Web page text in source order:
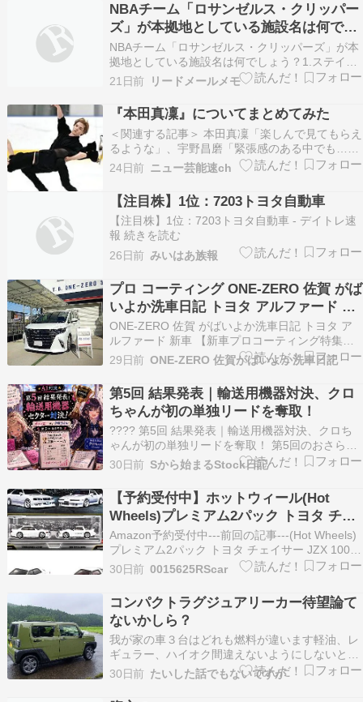
NBAチーム「ロサンゼルス・クリッパー
ズ」が本拠地としている施設名は何でし
ょう？
NBAチーム「ロサンゼルス・クリッパーズ」が本
拠地としている施設名は何でしょう？1.ステイプ
ルズ・センター2.マディソン・スクエア・ガーデ
ン3.ユナイテッド・センター4.トヨタ・センター
A.ステイプルズ・センター
21日前 リードメールメモ
『本田真凜』についてまとめてみた
＜関連する記事＞ 本田真凜「楽しんで見てもらえ
るような」、宇野昌磨「緊張感のある中でも…」
アイスダンス練習初公開、プログラムも明かす 現
役復帰してフィギュアスケートのアイスダンスに
挑戦する本田真凜、宇野昌磨組（トヨタ自動車）
が１４日、東京都内で競技会出場に向けた練習を
初公開し…
24日前 ニュー芸能速ch
【注目株】1位：7203トヨタ自動車
【注目株】1位：7203トヨタ自動車 - デイトレ速
報 続きを読む
26日前 みいはあ族報
プロ コーティング ONE-ZERO 佐賀 がば
いよか洗車日記 トヨタ アルファード 新
車
ONE-ZERO 佐賀 がばいよか洗車日記 トヨタ ア
ルファード 新車 【新車プロコーティング特集パ
ート635】 今回のレポートは佐賀市のお客様で
す。 （お持ち込み施工です。） 施工メニューは
「達人洗車」⇒「機械研磨」⇒「プレミアムポリ
マーコーティング」⇒「プレミアムHGCコー…
29日前 ONE-ZERO 佐賀がばいよか洗車日記
第5回 結果発表｜輸送用機器対決、クロ
ちゃんが初の単独リードを奪取！
???? 第5回 結果発表｜輸送用機器対決、クロち
ゃんが初の単独リードを奪取！ 第5回のおさらい
企画説明はこちら → チャッピーvsクロちゃん、
仁義なき株価予測対決が始まる 第5回は輸送用機
器セクター縛り。チャッピーが北米販売好調の
SUBARU（7270）、クロちゃんがボラテ…
30日前 Sから始まるStock日記
【予約受付中】ホットウィール(Hot
Wheels)プレミアム2パック トヨタ チェ
イサー JZX 100 / 1989 トヨタ スープラ
(8/8発売)
Amazon予約受付中---前回の記事---(Hot Wheels)
プレミアム2パック トヨタ チェイサー JZX 100 /
1989 トヨタ スープラ発売日:8/8Amazon予約受付
中楽天ブックスまもなく予約
30日前 0015625RScar
コンパクトラグジュアリーカー待望論て
ないかしら？
我が家の車３台はどれも燃料が違います軽油、レ
ギュラー、ハイオク間違えないようにしないと欧
州車に乗っている人はみんな知っていることです
けど、軽油でなくガソリンならハイオクになりま
す。これは欧州と日本ではガソリンの規格が違う
30日前 たいした話でもないですが